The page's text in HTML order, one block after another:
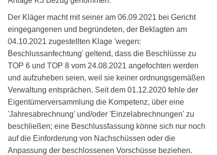
Der Kläger macht mit seiner am 06.09.2021 bei Gericht
eingegangenen und begründeten, der Beklagten am
04.10.2021 zugestellten Klage 'wegen:
Beschlussanfechtung' geltend, dass die Beschlüsse zu
TOP 6 und TOP 8 vom 24.08.2021 angefochten werden
und aufzuheben seien, weil sie keiner ordnungsgemäßen
Verwaltung entsprächen. Seit dem 01.12.2020 fehle der
Eigentümerversammlung die Kompetenz, über eine
'Jahresabrechnung' und/oder 'Einzelabrechnungen' zu
beschließen; eine Beschlussfassung könne sich nur noch
auf die Einforderung von Nachschüssen oder die
Anpassung der beschlossenen Vorschüsse beziehen.